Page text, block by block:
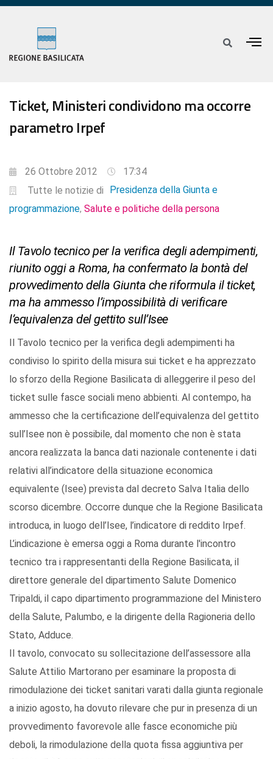
Ticket, Ministeri condividono ma occorre
parametro Irpef
26 Ottobre 2012
17:34
Tutte le notizie di
Presidenza della Giunta e
programmazione, Salute e politiche della persona
Il Tavolo tecnico per la verifica degli adempimenti,
riunito oggi a Roma, ha confermato la bontà del
provvedimento della Giunta che riformula il ticket,
ma ha ammesso l’impossibilità di verificare
l’equivalenza del gettito sull’Isee
Il Tavolo tecnico per la verifica degli adempimenti ha
condiviso lo spirito della misura sui ticket e ha apprezzato
lo sforzo della Regione Basilicata di alleggerire il peso del
ticket sulle fasce sociali meno abbienti. Al contempo, ha
ammesso che la certificazione dell’equivalenza del gettito
sull’Isee non è possibile, dal momento che non è stata
ancora realizzata la banca dati nazionale contenente i dati
relativi all’indicatore della situazione economica
equivalente (Isee) prevista dal decreto Salva Italia dello
scorso dicembre. Occorre dunque che la Regione Basilicata
introduca, in luogo dell’Isee, l’indicatore di reddito Irpef.
L’indicazione è emersa oggi a Roma durante l'incontro
tecnico tra i rappresentanti della Regione Basilicata, il
direttore generale del dipartimento Salute Domenico
Tripaldi, il capo dipartimento programmazione del Ministero
della Salute, Palumbo, e la dirigente della Ragioneria dello
Stato, Adduce.
Il tavolo, convocato su sollecitazione dell’assessore alla
Salute Attilio Martorano per esaminare la proposta di
rimodulazione dei ticket sanitari varati dalla giunta regionale
a inizio agosto, ha dovuto rilevare che pur in presenza di un
provvedimento favorevole alle fasce economiche più
deboli, la rimodulazione della quota fissa aggiuntiva per